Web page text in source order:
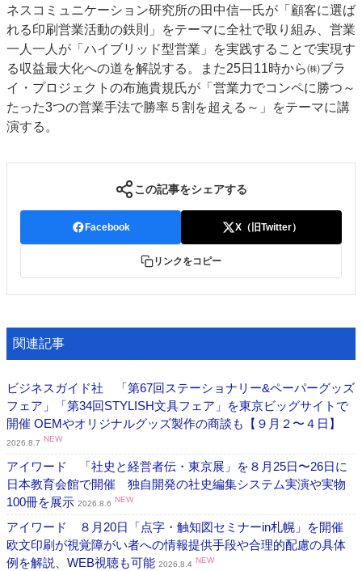
ネスコミュニケーション研究所の田中信一氏が「顧客に選ば
れる印刷営業活動の鉄則」をテーマに全社で取り組み、営業
一人一人が「ハイブリッド型営業」を実践することで実現す
る収益最大化への道を解説する。また25日11時から㈱ブラ
イ・プロジェクトの布施貴規氏が「営業力でコンペに勝つ～
たった3つの営業手法で勝率５割を超える～」をテーマに講
演する。
この記事をシェアする
Facebook X（旧Twitter）
リンクをコピー
関連記事
ビジネスガイド社 「第67回ステーショナリー&ペーパーグッズ
フェア」「第34回STYLISH文具フェア」を東京ビッグサイトで
開催 OEMやオリジナルグッズ製作の商談も【９月２〜４日】
2026.8.7 NEW
アイワード 「社史と経営者伝・東京展」を８月25日〜26日に
日本教育会館で開催 独自開発の社史編集システム実演や実物
100冊を展示 2026.8.6 NEW
アイワード ８月20日「点字・触知図セミナーin札幌」を開催
欧文印刷が視覚障がい者への情報提供手段や合理的配慮の具体
例を解説、WEB視聴も可能 2026.8.4 NEW